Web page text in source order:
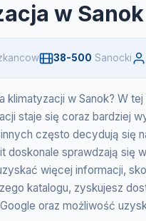
w Sanok
38-500 Sanocki
klimatyzacji w Sanok? W
staje się coraz bardziej
często decydują się
doskonale sprawdzają się
więcej informacji,
katalogu, zyskujesz
oraz możliwość